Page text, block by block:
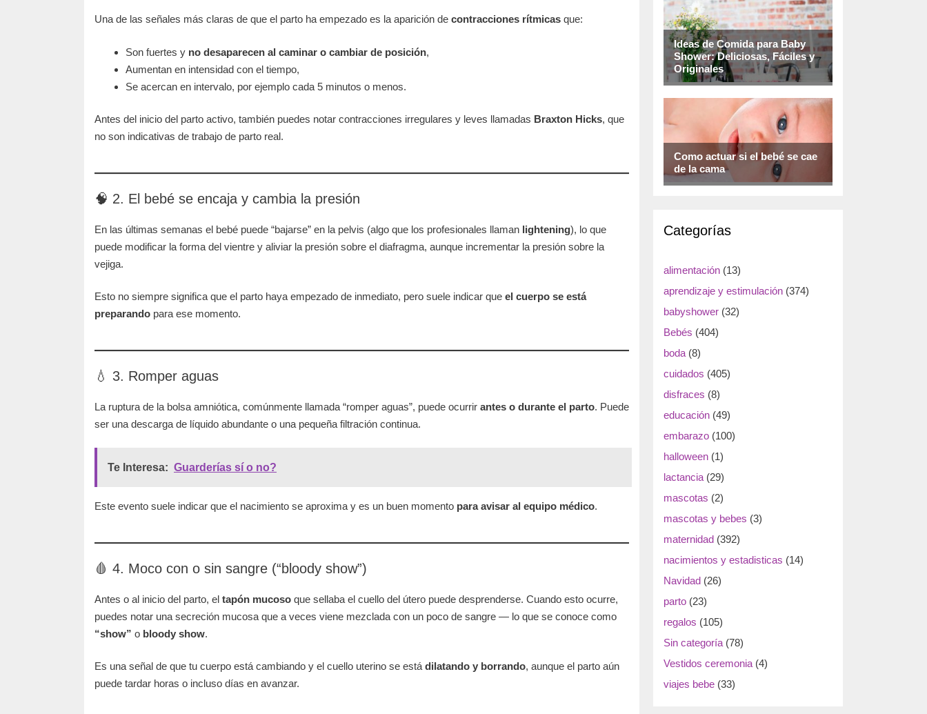
Una de las señales más claras de que el parto ha empezado es la aparición de contracciones rítmicas que:
Son fuertes y no desaparecen al caminar o cambiar de posición,
Aumentan en intensidad con el tiempo,
Se acercan en intervalo, por ejemplo cada 5 minutos o menos.
Antes del inicio del parto activo, también puedes notar contracciones irregulares y leves llamadas Braxton Hicks, que
no son indicativas de trabajo de parto real.
🧠 2. El bebé se encaja y cambia la presión
En las últimas semanas el bebé puede “bajarse” en la pelvis (algo que los profesionales llaman lightening), lo que
puede modificar la forma del vientre y aliviar la presión sobre el diafragma, aunque incrementar la presión sobre la
vejiga.
Esto no siempre significa que el parto haya empezado de inmediato, pero suele indicar que el cuerpo se está
preparando para ese momento.
💧 3. Romper aguas
La ruptura de la bolsa amniótica, comúnmente llamada “romper aguas”, puede ocurrir antes o durante el parto. Puede
ser una descarga de líquido abundante o una pequeña filtración continua.
Te Interesa: Guarderías sí o no?
Este evento suele indicar que el nacimiento se aproxima y es un buen momento para avisar al equipo médico.
🩸 4. Moco con o sin sangre (“bloody show”)
Antes o al inicio del parto, el tapón mucoso que sellaba el cuello del útero puede desprenderse. Cuando esto ocurre,
puedes notar una secreción mucosa que a veces viene mezclada con un poco de sangre — lo que se conoce como
“show” o bloody show.
Es una señal de que tu cuerpo está cambiando y el cuello uterino se está dilatando y borrando, aunque el parto aún
puede tardar horas o incluso días en avanzar.
Ideas de Comida para Baby
Shower: Deliciosas, Fáciles y
Originales
Como actuar si el bebé se cae
de la cama
Categorías
alimentación (13)
aprendizaje y estimulación (374)
babyshower (32)
Bebés (404)
boda (8)
cuidados (405)
disfraces (8)
educación (49)
embarazo (100)
halloween (1)
lactancia (29)
mascotas (2)
mascotas y bebes (3)
maternidad (392)
nacimientos y estadisticas (14)
Navidad (26)
parto (23)
regalos (105)
Sin categoría (78)
Vestidos ceremonia (4)
viajes bebe (33)